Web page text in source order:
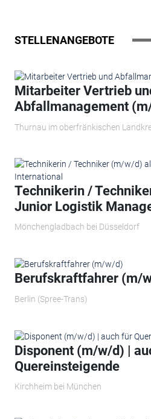
STELLENANGEBOTE
Mitarbeiter Vertrieb
Abfallmanagement
Thurnau im oberfränkischen
Technikerin /
Junior Logistik
Mönchengladbach bei Düsseldorf
Berufskraftfahrer (m/
Berlin (Spree-Trans)
Disponent (m/w/d) |
Quereinsteigende
Kirchheim bei München